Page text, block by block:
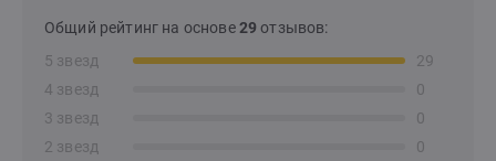
Общий рейтинг на основе29 отзывов:
5 звезд
29
4 звезд
0
3 звезд
0
2 звезд
0